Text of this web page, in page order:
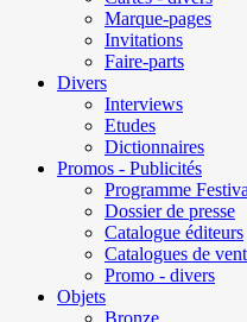
Marque-pages
Invitations
Faire-parts
Divers
Interviews
Etudes
Dictionnaires
Promos - Publicités
Programme
Dossier de presse
Catalogue éditeurs
Catalogues de
Promo - divers
Objets
Bronze